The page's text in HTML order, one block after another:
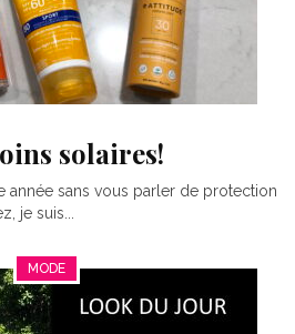
solaires!
année sans vous parler de protection
je suis...
MODE